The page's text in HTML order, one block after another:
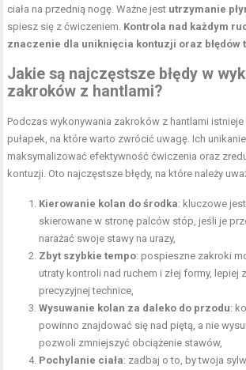
ciała na przednią nogę. Ważne jest utrzymanie
spiesz się z ćwiczeniem. Kontrola nad każdym
znaczenie dla uniknięcia kontuzji oraz błędów
Jakie są najczęstsze błędy w
zakroków z hantlami?
Podczas wykonywania zakroków z hantlami
pułapek, na które warto zwrócić uwagę. Ich
maksymalizować efektywność ćwiczenia oraz
kontuzji. Oto najczęstsze błędy, na które należy
Kierowanie kolan do środka: kluczowe
skierowane w stronę palców stóp, jeśli je
narażać swoje stawy na urazy,
Zbyt szybkie tempo: pospieszne zakroki
utraty kontroli nad ruchem i złej formy, lepiej
precyzyjnej technice,
Wysuwanie kolan za daleko do przodu:
powinno znajdować się nad piętą, a nie
pozwoli zmniejszyć obciążenie stawów,
Pochylanie ciała: zadbaj o to, by twoja